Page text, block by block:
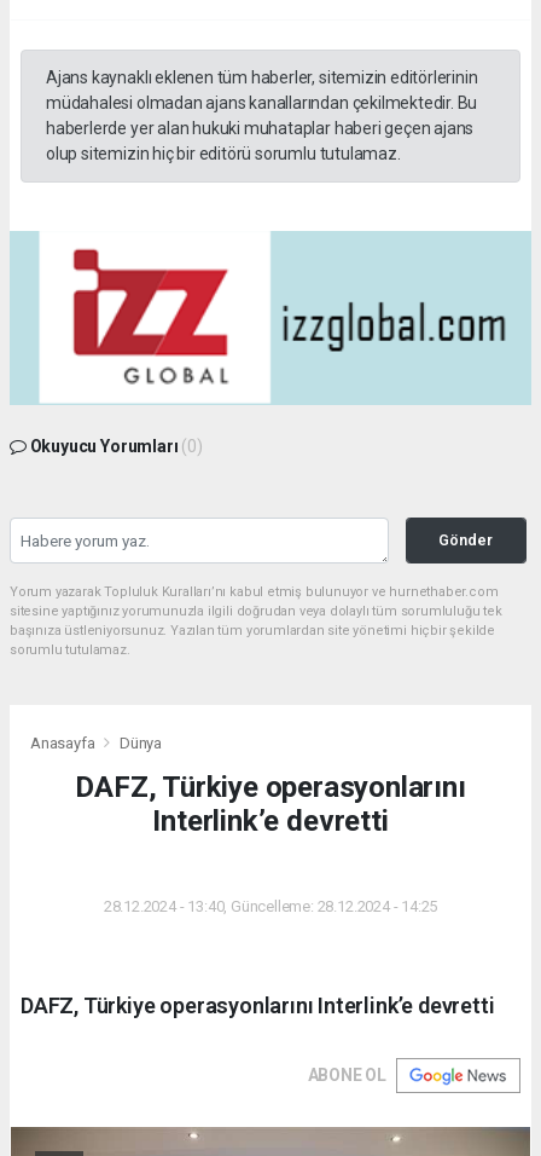
Ajans kaynaklı eklenen tüm haberler, sitemizin editörlerinin
müdahalesi olmadan ajans kanallarından çekilmektedir. Bu
haberlerde yer alan hukuki muhataplar haberi geçen ajans
olup sitemizin hiç bir editörü sorumlu tutulamaz.
Okuyucu Yorumları (0)
Gönder
Yorum yazarak Topluluk Kuralları’nı kabul etmiş bulunuyor ve hurnethaber.com
sitesine yaptığınız yorumunuzla ilgili doğrudan veya dolaylı tüm sorumluluğu tek
başınıza üstleniyorsunuz. Yazılan tüm yorumlardan site yönetimi hiçbir şekilde
sorumlu tutulamaz.
Anasayfa Dünya
DAFZ, Türkiye operasyonlarını
Interlink’e devretti
28.12.2024 - 13:40, Güncelleme: 28.12.2024 - 14:25
DAFZ, Türkiye operasyonlarını Interlink’e devretti
ABONE OL